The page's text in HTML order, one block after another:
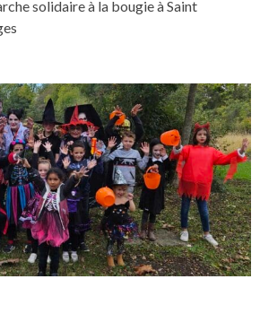
solidaire à la bougie à Saint